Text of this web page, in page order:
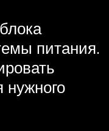
питания.
нужного